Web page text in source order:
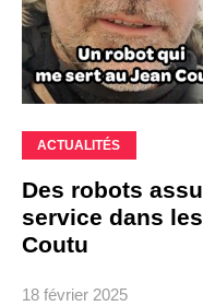
ACTUALITÉS
Des robots
service dans
Coutu
18 février 2025